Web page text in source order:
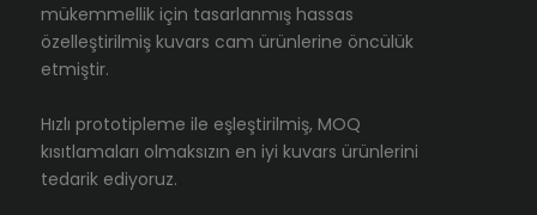
mükemmellik için tasarlanmış hassas
özelleştirilmiş kuvars cam ürünlerine öncülük
etmiştir.
Hızlı prototipleme ile eşleştirilmiş, MOQ
kısıtlamaları olmaksızın en iyi kuvars ürünlerini
tedarik ediyoruz.